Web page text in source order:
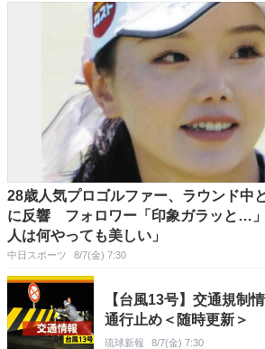
28歳人気プロゴルファー、ラウンド中
に反響 フォロワー「印象ガラッと…
人は何やっても美しい」
中日スポーツ 8/7(金) 7:30
【台風13号】交通規制
通行止め＜随時更新＞
琉球新報 8/7(金) 7:30